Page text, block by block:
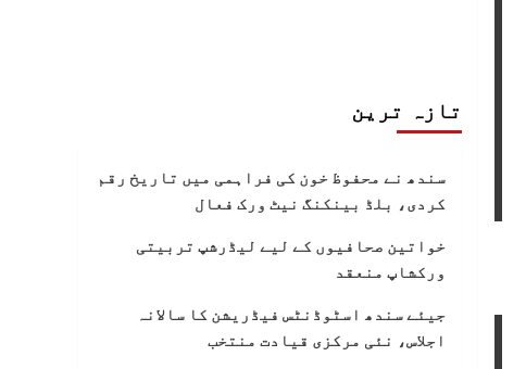
تازہ ترین
سندھ نے محفوظ خون کی فراہمی میں تاریخ رقم
کردی، بلڈ بینکنگ نیٹ ورک فعال
خواتین صحافیوں کے لیے لیڈرشپ تربیتی
ورکشاپ منعقد
جیئے سندھ اسٹوڈنٹس فیڈریشن کا سالانہ
اجلاس، نئی مرکزی قیادت منتخب